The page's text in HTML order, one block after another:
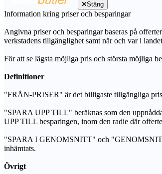
Stäng
Information kring priser och besparingar
Angivna priser och besparingar baseras på
verkstadens tillgänglighet samt när och var i
För att se lägsta möjliga pris och största möjliga
Definitioner
"FRÅN-PRISER" är det billigaste tillgängliga
"SPARA UPP TILL" beräknas som den
UPP TILL besparingen, inom den radie där
"SPARA I GENOMSNITT" och
inhämtats.
Övrigt